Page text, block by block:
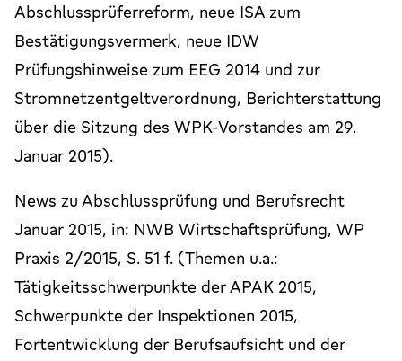
Abschlussprüferreform, neue ISA zum
Bestätigungsvermerk, neue IDW
Prüfungshinweise zum EEG 2014 und zur
Stromnetzentgeltverordnung, Berichterstattung
über die Sitzung des WPK-Vorstandes am 29.
Januar 2015).
News zu Abschlussprüfung und Berufsrecht
Januar 2015, in: NWB Wirtschaftsprüfung, WP
Praxis 2/2015, S. 51 f. (Themen u.a.:
Tätigkeitsschwerpunkte der APAK 2015,
Schwerpunkte der Inspektionen 2015,
Fortentwicklung der Berufsaufsicht und der